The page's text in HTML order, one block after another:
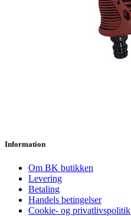
Information
Om BK butikken
Levering
Betaling
Handels betingelser
Cookie- og privatlivspolitik